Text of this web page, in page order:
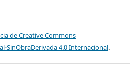
de Creative Commons
SinObraDerivada 4.0 Internacional.